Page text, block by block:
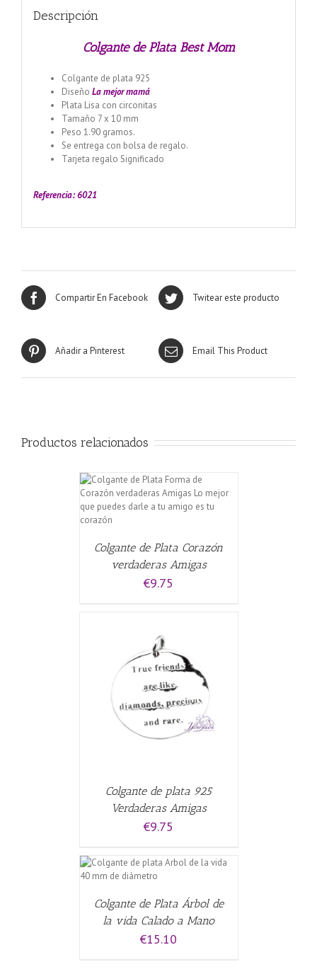
Descripción
Colgante de Plata Best Mom
Colgante de plata 925
Diseño La mejor mamá
Plata Lisa con circonitas
Tamaño 7 x 10 mm
Peso 1.90 gramos.
Se entrega con bolsa de regalo.
Tarjeta regalo Significado
Referencia: 6021
Compartir En Facebook Twitear este producto
Añadir a Pinterest Email This Product
Productos relacionados
Colgante de Plata Corazón
verdaderas Amigas
€9.75
Colgante de plata 925
Verdaderas Amigas
€9.75
Colgante de Plata Árbol de
la vida Calado a Mano
€15.10